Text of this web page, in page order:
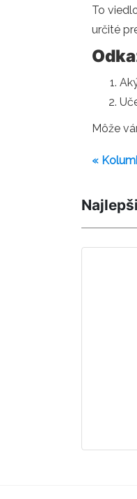
To
určité
Môže
«